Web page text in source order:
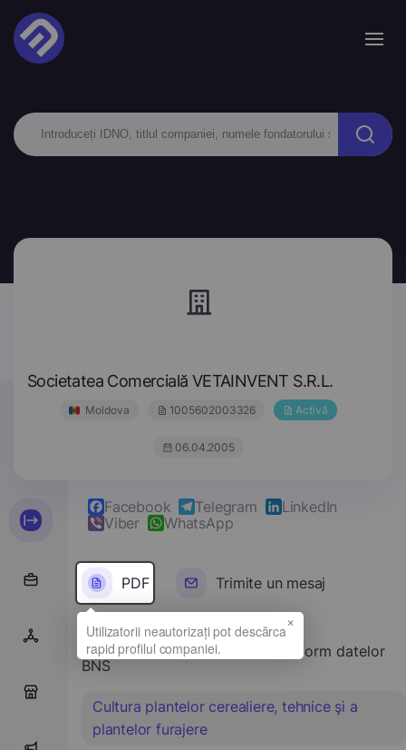
Societatea Comercială VETAINVENT S.R.L.
Moldova 1005602003326 Activă
06.04.2005
Facebook Telegram
LinkedIn
Viber
WhatsApp
PDF Trimite un mesaj
Tipul principal de activitate conform datelor
BNS
Cultura plantelor cerealiere, tehnice şi a
plantelor furajere
×